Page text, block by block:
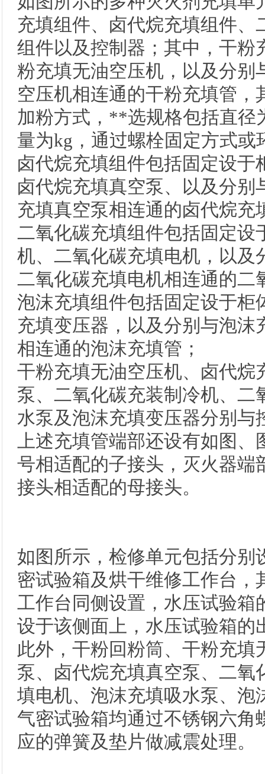
充填组件、卤代烷充填组件
组件以及控制器；其中，干粉
粉充填无油空压机，以及分别
空压机相连通的干粉充填管
加粉方式，**选规格包括直径
量为kg，通过螺栓固定方式
卤代烷充填组件包括固定设
卤代烷充填真空泵、以及分
充填真空泵相连通的卤代烷充
二氧化碳充填组件包括固定设
机、二氧化碳充填电机，以及
二氧化碳充填电机相连通的二
泡沫充填组件包括固定设于柜
充填变压器，以及分别与泡
相连通的泡沫充填管；
干粉充填无油空压机、卤代烷
泵、二氧化碳充装制冷机、
水泵及泡沫充填变压器分别与
上述充填管端部还设有如图、
号相适配的子接头，灭火器端
接头相适配的母接头。
如图所示，检修单元包括分别
密试验箱及烘干维修工作台
工作台同侧设置，水压试验箱
设于该侧面上，水压试验箱的
此外，干粉回粉筒、干粉充
泵、卤代烷充填真空泵、二
填电机、泡沫充填吸水泵、泡
气密试验箱均通过不锈钢六角
应的弹簧及垫片做减震处理。